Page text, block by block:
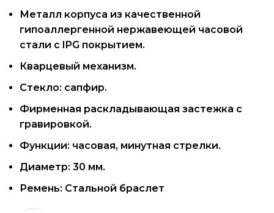
Металл корпуса из качественной
гипоаллергенной нержавеющей часовой
стали с IPG покрытием.
Кварцевый механизм.
Стекло: сапфир.
Фирменная раскладывающая застежка с
гравировкой.
Функции: часовая, минутная стрелки.
Диаметр: 30 мм.
Ремень: Стальной браслет